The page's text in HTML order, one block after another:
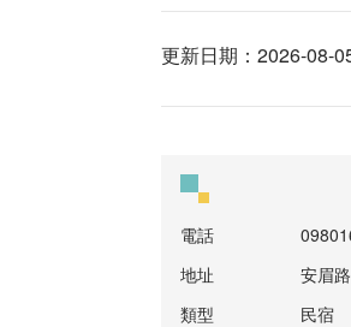
更新日期：2026-08-
電話
地址
安眉
類型
民宿